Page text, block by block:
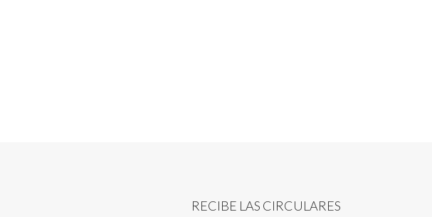
RECIBE LAS CIRCULARES